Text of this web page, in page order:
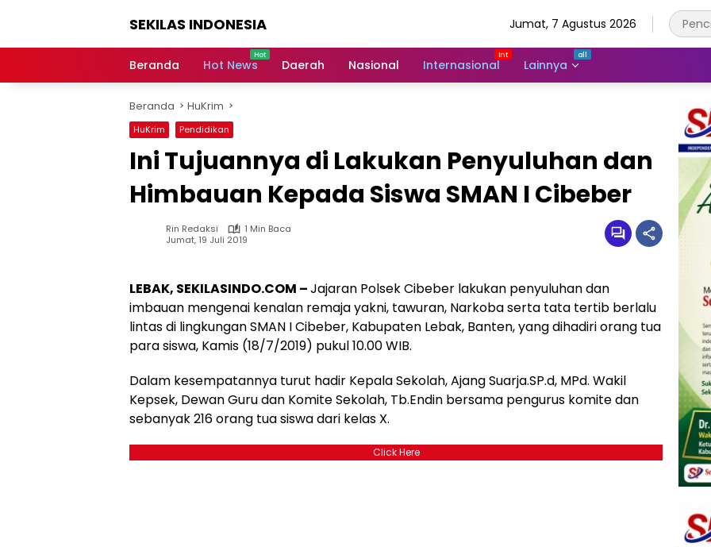
SEKILAS INDONESIA
Terkini,
Latest
World,
Headlines,
News
Jumat, 7 Agustus 2026
Beranda Hot News Daerah Nasional Internasional Lainnya
Beranda HuKrim
HuKrim Pendidikan
Ini Tujuannya di Lakukan Penyuluhan dan
Himbauan Kepada Siswa SMAN I Cibeber
Rin Redaksi
1 Min Baca
Jumat, 19 Juli 2019
LEBAK, SEKILASINDO.COM –Jajaran Polsek Cibeber lakukan penyuluhan dan
imbauan mengenai kenalan remaja yakni, tawuran, Narkoba serta tata tertib berlalu
lintas di lingkungan SMAN I Cibeber, Kabupaten Lebak, Banten, yang dihadiri orang tua
para siswa, Kamis (18/7/2019) pukul 10.00 WIB.
Dalam kesempatannya turut hadir Kepala Sekolah, Ajang Suarja.SP.d, MPd. Wakil
Kepsek, Dewan Guru dan Komite Sekolah, Tb.Endin bersama pengurus komite dan
sebanyak 216 orang tua siswa dari kelas X.
Click Here